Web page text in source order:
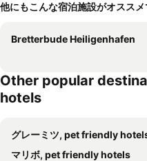
他にもこんな宿泊施設がオスス
Bretterbude Heiligenhafen
Other popular
hotels
グレーミツ, pet friendly
マリボ, pet friendly hotels